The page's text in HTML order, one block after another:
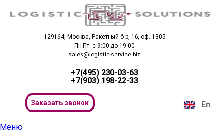
129164, Москва, Ракетный б-р, 16, оф. 1305
Пн-Пт: с 9:00 до 19:00
sales@logistic-service.biz
+7(495) 230-03-63
+7(903) 198-22-33
Заказать звонок En
Меню